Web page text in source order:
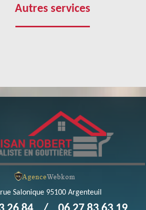
pas à contacter Robert gouttière
de votre maison, de la forme de
Robert gouttière, nous pouvons vous
Autres services
Salonique 95100 Argenteuil